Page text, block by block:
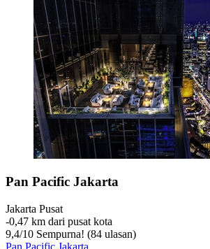
Pan Pacific Jakarta
Jakarta Pusat
‐0,47 km dari pusat kota
9,4/10 Sempurna! (84 ulasan)
Pan Pacific Jakarta